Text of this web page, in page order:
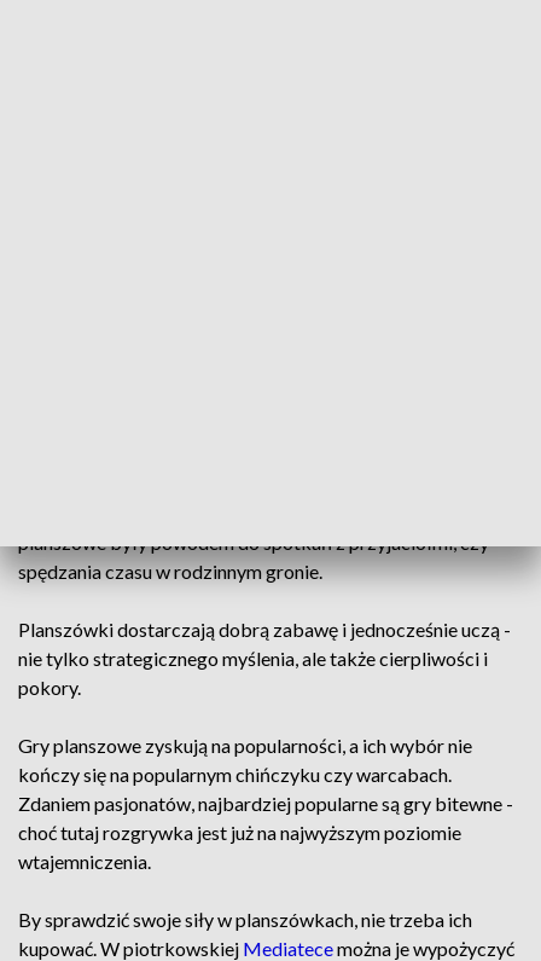
planszowe były powodem do spotkań z przyjaciółmi, czy
spędzania czasu w rodzinnym gronie.
Planszówki dostarczają dobrą zabawę i jednocześnie uczą -
nie tylko strategicznego myślenia, ale także cierpliwości i
pokory.
Gry planszowe zyskują na popularności, a ich wybór nie
kończy się na popularnym chińczyku czy warcabach.
Zdaniem pasjonatów, najbardziej popularne są gry bitewne -
choć tutaj rozgrywka jest już na najwyższym poziomie
wtajemniczenia.
By sprawdzić swoje siły w planszówkach, nie trzeba ich
kupować. W piotrkowskiej Mediatecemożna je wypożyczyć